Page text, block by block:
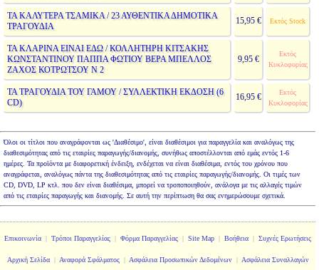
ΤΑ ΚΑΛΥΤΕΡΑ ΤΣΑΜΙΚΑ / 23 ΑΥΘΕΝΤΙΚΑ ΔΗΜΟΤΙΚΑ
ΤΡΑΓΟΥΔΙΑ
15,95 € Εκτός Stock
ΤΑ ΚΛΑΡΙΝΑ ΕΙΝΑΙ ΕΔΩ / ΚΟΛΛΗΤΗΡΗ ΚΙΤΣΑΚΗΣ
ΚΩΝΣΤΑΝΤΙΝΟΥ ΠΑΠΠΑ ΦΩΤΙΟΥ ΒΕΡΑ ΜΠΕΛΛΟΣ
ΖΑΧΟΣ ΚΟΤΡΩΤΣΟΥ N 2
9,95 €
Εκτός
Κυκλοφορίας
ΤΑ ΤΡΑΓΟΥΔΙΑ ΤΟΥ ΓΑΜΟΥ / ΣΥΛΛΕΚΤΙΚΗ ΕΚΔΟΣΗ (6
CD)
16,95 €
Εκτός
Κυκλοφορίας
Όλοι οι τίτλοι που αναγράφονται ως 'Διαθέσιμο', είναι διαθέσιμοι για παραγγελία και αναλόγως της
διαθεσιμότητας από τις εταιρίες παραγωγής/διανομής, συνήθως αποστέλλονται από εμάς εντός 1-6
ημέρες. Τα προϊόντα με διαφορετική ένδειξη, ενδέχεται να είναι διαθέσιμα, εντός του χρόνου που
αναγράφεται, αναλόγως πάντα της διαθεσιμότητας από τις εταιρίες παραγωγής/διανομής. Οι τιμές των
CD, DVD, LP κτλ. που δεν είναι διαθέσιμα, μπορεί να τροποποιηθούν, ανάλογα με τις αλλαγές τιμών
από τις εταιρίες παραγωγής και διανομής. Σε αυτή την περίπτωση θα σας ενημερώσουμε σχετικά.
Επικοινωνία | Τρόποι Παραγγελίας | Φόρμα Παραγγελίας | Site Map | Βοήθεια | Συχνές Ερωτήσεις
Αρχική Σελίδα| Αναφορά Σφάλματος| Ασφάλεια Προσωπικών Δεδομένων| Ασφάλεια Συναλλαγών